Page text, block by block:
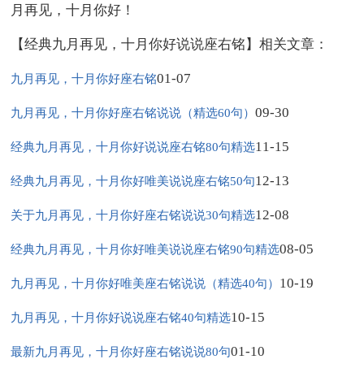
月再见，十月你好！
【经典九月再见，十月你好说说座右铭】相关文章：
九月再见，十月你好座右铭01-07
九月再见，十月你好座右铭说说（精选60句）09-30
经典九月再见，十月你好说说座右铭80句精选11-15
经典九月再见，十月你好唯美说说座右铭50句12-13
关于九月再见，十月你好座右铭说说30句精选12-08
经典九月再见，十月你好唯美说说座右铭90句精选08-05
九月再见，十月你好唯美座右铭说说（精选40句） 10-19
九月再见，十月你好说说座右铭40句精选10-15
最新九月再见，十月你好座右铭说说80句01-10